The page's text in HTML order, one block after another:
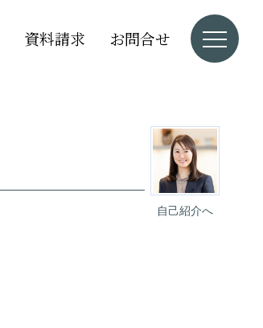
資料請求 お問合せ
自己紹介へ